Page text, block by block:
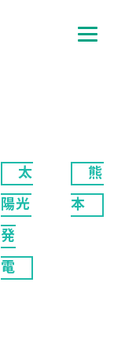
太
陽光
発
電
熊
本